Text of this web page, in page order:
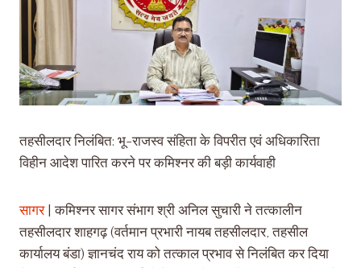
तहसीलदार निलंबित: भू-राजस्व संहिता के विपरीत एवं अधिकारिता
विहीन आदेश पारित करने पर कमिश्नर की बड़ी कार्यवाही
सागर| कमिश्नर सागर संभाग श्री अनिल सुचारी ने तत्कालीन
तहसीलदार शाहगढ़ (वर्तमान प्रभारी नायब तहसीलदार, तहसील
कार्यालय बंडा) ज्ञानचंद राय को तत्काल प्रभाव से निलंबित कर दिया